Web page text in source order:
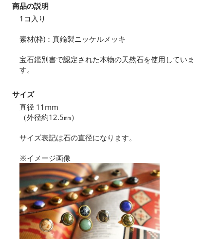
商品の説明
1コ入り
素材(枠)：真鍮製ニッケルメッキ
宝石鑑別書で認定された本物の天然石を使用していま
す。
サイズ
直径 11mm
（外径約12.5㎜）
サイズ表記は石の直径になります。
※イメージ画像